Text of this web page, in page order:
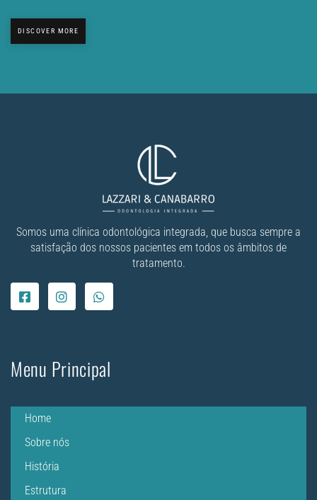
DISCOVER MORE
Somos uma clínica odontológica integrada, que busca sempre a
satisfação dos nossos pacientes em todos os âmbitos de
tratamento.
Menu Principal
Home
Sobre nós
História
Estrutura